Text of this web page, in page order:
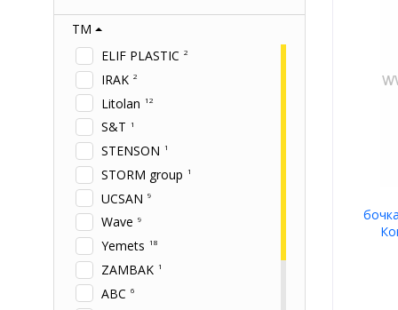
ТМ
ELIF PLASTIC 2
IRAK 2
Litolan 12
S&T 1
STENSON 1
STORM group 1
UCSAN 9
Wave 9
Yemets 18
ZAMBAK 1
АВС 6